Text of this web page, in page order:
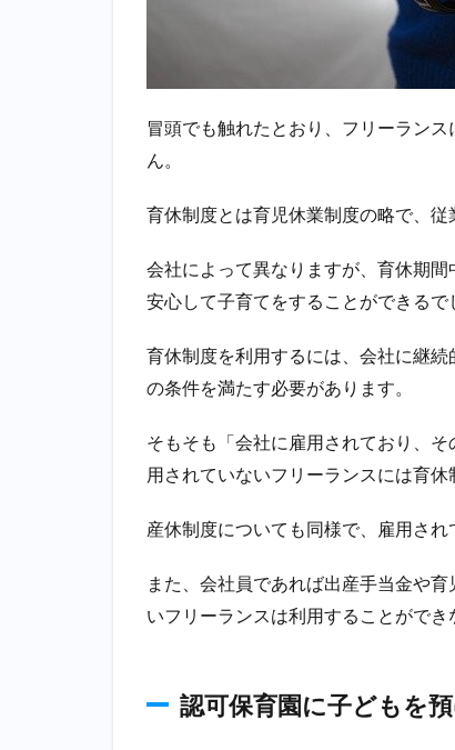
も難
フ
ー
ン
ス
で
育
休
に
か
る
は
同
フ
冒頭でも触れたとおり、フリーラン
ん。
育休制度とは育児休業制度の略で、従
会社によって異なりますが、育休期
安心して子育てをすることができるで
育休制度を利用するには、会社に継
の条件を満たす必要があります。
そもそも「会社に雇用されており、
用されていないフリーランスには育休
産休制度についても同様で、雇用さ
また、会社員であれば出産手当金や
いフリーランスは利用することができ
認可保育園に子どもを